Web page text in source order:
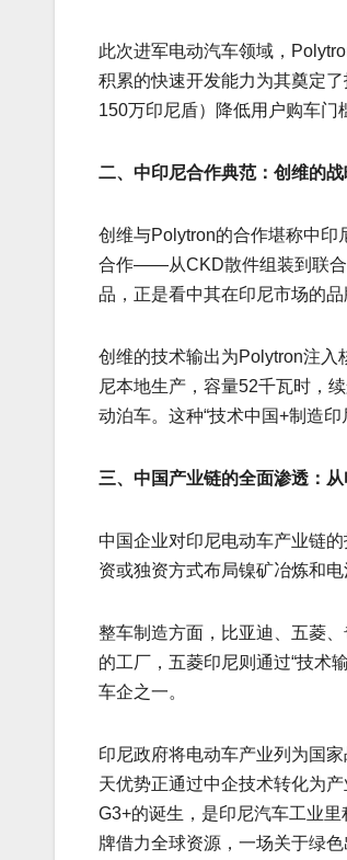
此次进军电动汽车领域，
积累的快速开发能力为其奠定
150万印尼盾）降低用户购车门
二、中印尼合作典范：创维的
创维与Polytron的合作堪称中印
合作——从CKD散件组装到联合
品，正是看中其在印尼市场的品
创维的技术输出为Polytron注入
尼本地生产，容量52千瓦时，
动泊车。这种“技术中国+制造
三、中国产业链的全面渗透：
中国企业对印尼电动车产业链
资或独资方式布局镍矿冶炼和电
整车制造方面，比亚迪、五菱
的工厂，五菱印尼则通过“技术
车企之一。
印尼政府将电动车产业列为国
天优势正通过中企技术转化为
G3+的诞生，是印尼汽车工业
牌借力全球资源，一场关于绿